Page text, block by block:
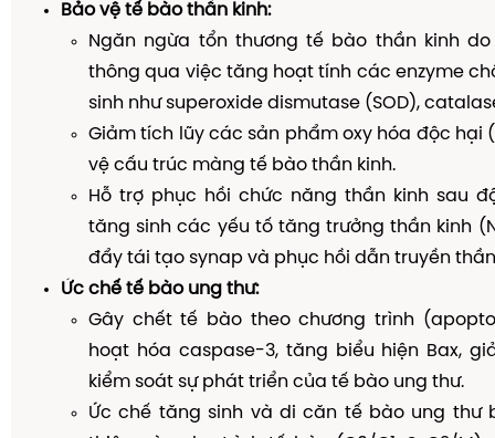
Bảo vệ tế bào thần kinh:
Ngăn ngừa tổn thương tế bào thần kinh do
thông qua việc tăng hoạt tính các enzyme
sinh như superoxide dismutase (SOD),
Giảm tích lũy các sản phẩm oxy hóa độc hại
vệ cấu trúc màng tế bào thần kinh.
Hỗ trợ phục hồi chức năng thần kinh sau
tăng sinh các yếu tố tăng trưởng thần kinh
đẩy tái tạo synap và phục hồi dẫn truyền
Ức chế tế bào ung thư:
Gây chết tế bào theo chương trình
hoạt hóa caspase-3, tăng biểu hiện Bax,
kiểm soát sự phát triển của tế bào ung thư.
Ức chế tăng sinh và di căn tế bào ung thư